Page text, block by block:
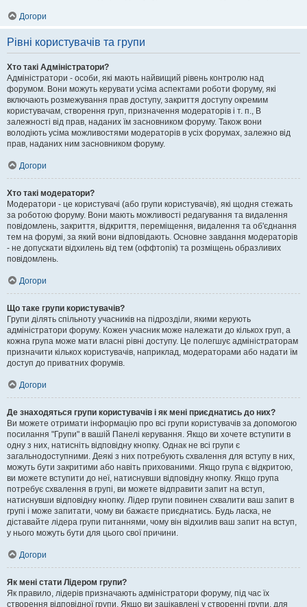
Догори
Рівні користувачів та групи
Хто такі Адміністратори?
Адміністратори - особи, які мають найвищий рівень контролю над
форумом. Вони можуть керувати усіма аспектами роботи форуму, які
включають розмежування прав доступу, закриття доступу окремим
користувачам, створення груп, призначення модераторів і т. п., В
залежності від прав, наданих їм засновником форуму. Також вони
володіють усіма можливостями модераторів в усіх форумах, залежно від
прав, наданих ним засновником форуму.
Догори
Хто такі модератори?
Модератори - це користувачі (або групи користувачів), які щодня стежать
за роботою форуму. Вони мають можливості редагування та видалення
повідомлень, закриття, відкриття, переміщення, видалення та об'єднання
тем на форумі, за який вони відповідають. Основне завдання модераторів
- не допускати відхилень від тем (оффтопік) та розміщень образливих
повідомлень.
Догори
Що таке групи користувачів?
Групи ділять спільноту учасників на підрозділи, якими керують
адміністратори форуму. Кожен учасник може належати до кількох груп, а
кожна група може мати власні рівні доступу. Це полегшує адміністраторам
призначити кількох користувачів, наприклад, модераторами або надати їм
доступ до приватних форумів.
Догори
Де знаходяться групи користувачів і як мені приєднатись до них?
Ви можете отримати інформацію про всі групи користувачів за допомогою
посилання "Групи" в вашій Панелі керування. Якщо ви хочете вступити в
одну з них, натисніть відповідну кнопку. Однак не всі групи є
загальнодоступними. Деякі з них потребують схвалення для вступу в них,
можуть бути закритими або навіть прихованими. Якщо група є відкритою,
ви можете вступити до неї, натиснувши відповідну кнопку. Якщо група
потребує схвалення в групі, ви можете відправити запит на вступ,
натиснувши відповідну кнопку. Лідер групи повинен схвалити ваш запит в
групі і може запитати, чому ви бажаєте приєднатись. Будь ласка, не
діставайте лідера групи питаннями, чому він відхилив ваш запит на вступ,
у нього можуть бути для цього свої причини.
Догори
Як мені стати Лідером групи?
Як правило, лідерів призначають адміністратори форуму, під час їх
створення відповідної групи. Якщо ви зацікавлені у створенні групи, для